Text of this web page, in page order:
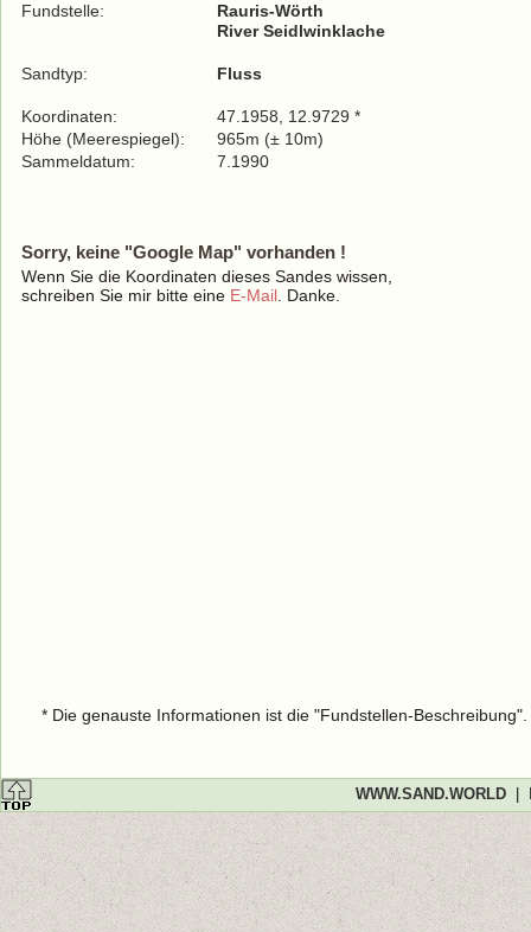
Fundstelle:
Rauris-Wörth
River Seidlwinklache
Sandtyp: Fluss
Koordinaten:
47.1958, 12.9729 *
Höhe (Meerespiegel):
965m (± 10m)
Sammeldatum:
7.1990
Sorry, keine "Google Map" vorhanden !
Wenn Sie die Koordinaten dieses Sandes wissen,
schreiben Sie mir bitte eine E-Mail . Danke.
* Die genauste Informationen ist die "Fundstellen-
WWW.SAND.WORLD|